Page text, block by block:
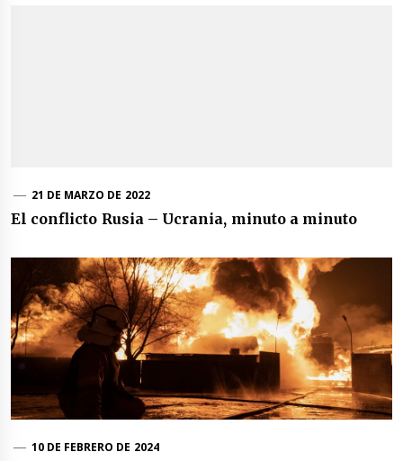
21 DE MARZO DE 2022
El conflicto Rusia – Ucrania, minuto a minuto
10 DE FEBRERO DE 2024